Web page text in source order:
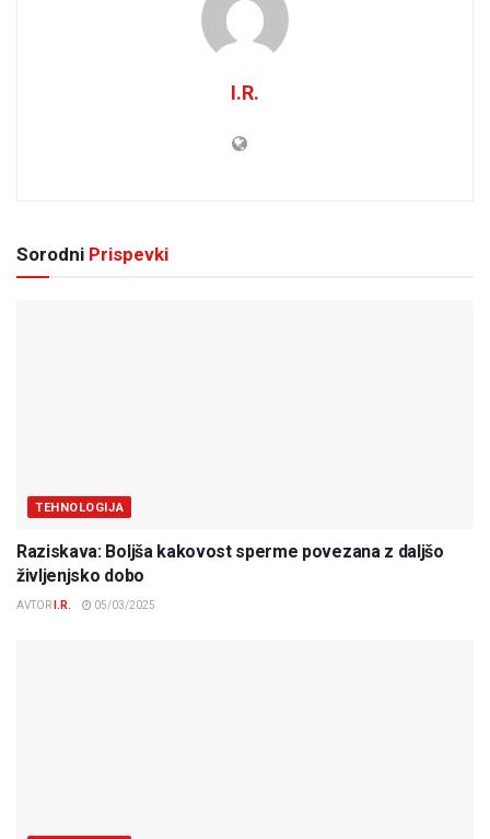
I.R.
Sorodni Prispevki
TEHNOLOGIJA
Raziskava: Boljša kakovost sperme povezana z daljšo
življenjsko dobo
AVTOR I.R. 05/03/2025